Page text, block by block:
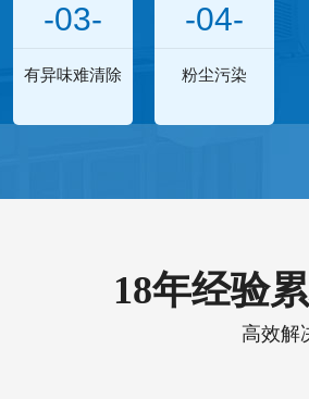
-03-
有异味难清除
-04-
粉尘污染
18年经验
高效解